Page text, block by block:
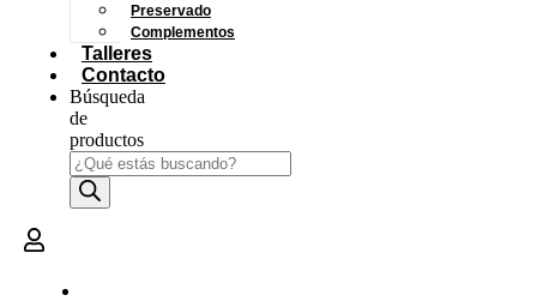
Preservado
Complementos
Talleres
Contacto
Búsqueda
de
productos